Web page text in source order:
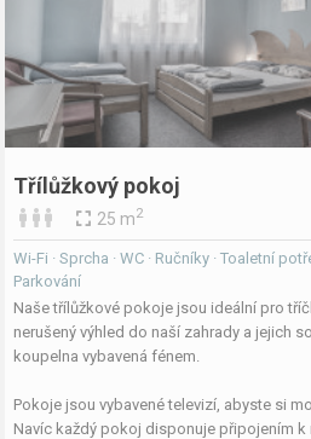
Třílůžkový pokoj
25 m2
Wi-Fi · Sprcha · WC · Ručníky · Toaletní
Parkování
Naše třílůžkové pokoje jsou ideální pro
nerušený výhled do naší zahrady a jejich
koupelna vybavená fénem.
Pokoje jsou vybavené televizí, abyste si
Navíc každý pokoj disponuje připojením k